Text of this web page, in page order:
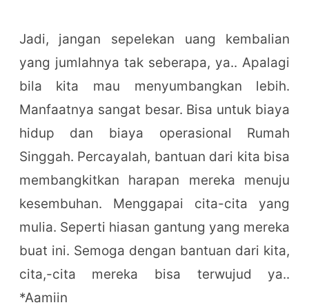
Jadi, jangan sepelekan uang kembalian
yang jumlahnya tak seberapa, ya.. Apalagi
bila kita mau menyumbangkan lebih.
Manfaatnya sangat besar. Bisa untuk biaya
hidup dan biaya operasional Rumah
Singgah. Percayalah, bantuan dari kita bisa
membangkitkan harapan mereka menuju
kesembuhan. Menggapai cita-cita yang
mulia. Seperti hiasan gantung yang mereka
buat ini. Semoga dengan bantuan dari kita,
cita,-cita mereka bisa terwujud ya..
*Aamiin